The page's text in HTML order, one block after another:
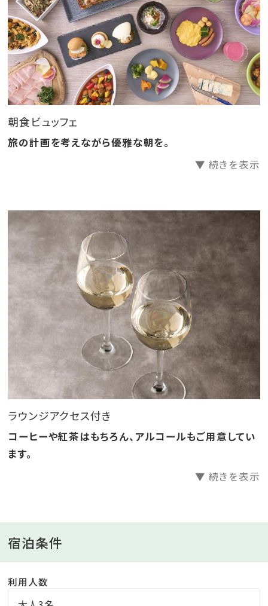
地下500メートルから湧出する自家源泉の露天温泉風
呂。
地元の雄踏町から名付けられた『ゆうとう温泉』では、
夜空の星々を眺めながら、日中は青空を眺めながら、温
泉を愉しめます。
■アクセス
東海道本線 JR舞阪駅よりお車にて約7分。
「グランドメルキュール浜名湖リゾート＆スパ」のおすす
めポイントを記事でご紹介中♪
詳細はこちらをクリック♪
――――――――――――――――――――――
朝食ビュッフェ
旅の計画を考えながら優雅な朝を。
▼ 続きを表示
ラウンジアクセス付き
コーヒーや紅茶はもちろん、アルコールもご用意してい
ます。
▼ 続きを表示
宿泊条件
利用人数